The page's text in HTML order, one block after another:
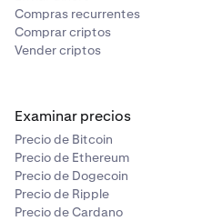
Compras recurrentes
Comprar criptos
Vender criptos
Examinar precios
Precio de Bitcoin
Precio de Ethereum
Precio de Dogecoin
Precio de Ripple
Precio de Cardano